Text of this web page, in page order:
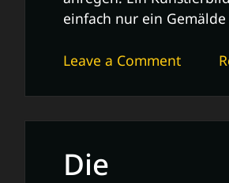
einfach nur ein
Leave a Commenton
Ein
Die